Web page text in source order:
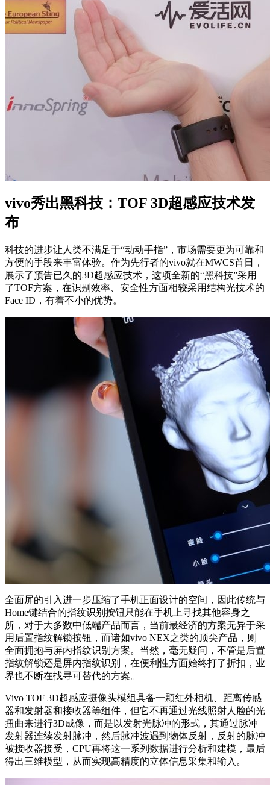
vivo秀出黑科技：TOF 3D超感应技术发
布
科技的进步让人类不满足于“动动手指”，市场需要更为可靠和
方便的手段来丰富体验。作为先行者的vivo就在MWCS首日，
展示了预告已久的3D超感应技术，这项全新的“黑科技”采用
了TOF方案，在识别效率、安全性方面相较采用结构光技术的
Face ID，有着不小的优势。
全面屏的引入进一步压缩了手机正面设计的空间，因此传统与
Home键结合的指纹识别按钮只能在手机上寻找其他容身之
所，对于大多数中低端产品而言，当前最经济的方案无异于采
用后置指纹解锁按钮，而诸如vivo NEX之类的顶尖产品，则
全面拥抱与屏内指纹识别方案。当然，毫无疑问，不管是后置
指纹解锁还是屏内指纹识别，在便利性方面始终打了折扣，业
界也不断在找寻可替代的方案。
Vivo TOF 3D超感应摄像头模组具备一颗红外相机、距离传感
器和发射器和接收器等组件，但它不再通过光线照射人脸的光
扭曲来进行3D成像，而是以发射光脉冲的形式，其通过脉冲
发射器连续发射脉冲，然后脉冲波遇到物体反射，反射的脉冲
被接收器接受，CPU再将这一系列数据进行分析和建模，最后
得出三维模型，从而实现高精度的立体信息采集和输入。